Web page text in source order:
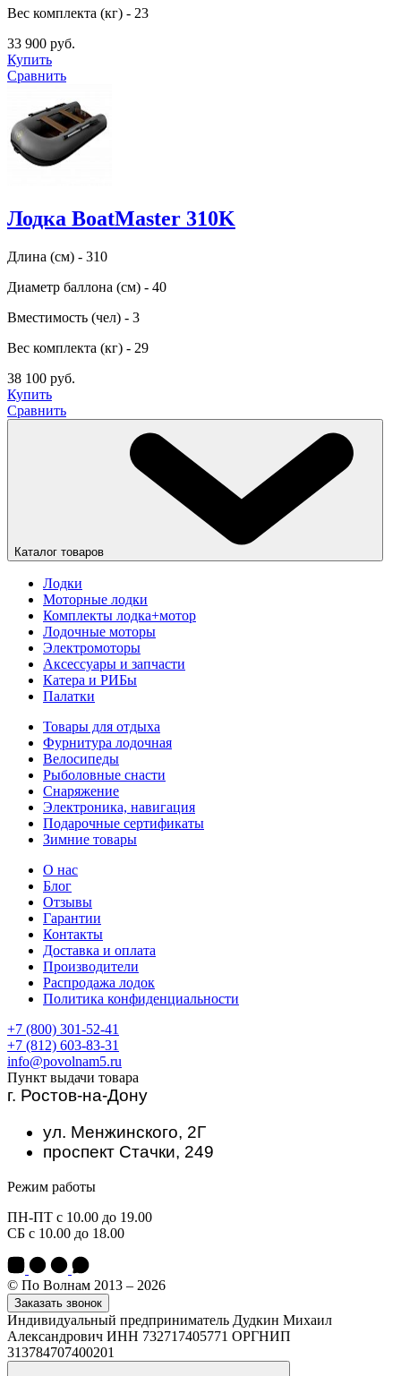
Вес комплекта (кг) - 23
33 900 руб.
Купить
Сравнить
Лодка BoatMaster 310K
Длина (см) - 310
Диаметр баллона (см) - 40
Вместимость (чел) - 3
Вес комплекта (кг) - 29
38 100 руб.
Купить
Сравнить
Каталог товаров
Лодки
Моторные лодки
Комплекты лодка+мотор
Лодочные моторы
Электромоторы
Аксессуары и запчасти
Катера и РИБы
Палатки
Товары для отдыха
Фурнитура лодочная
Велосипеды
Рыболовные снасти
Снаряжение
Электроника, навигация
Подарочные сертификаты
Зимние товары
О нас
Блог
Отзывы
Гарантии
Контакты
Доставка и оплата
Производители
Распродажа лодок
Политика конфиденциальности
+7 (800) 301-52-41
+7 (812) 603-83-31
info@povolnam5.ru
Пункт выдачи товара
г. Ростов-на-Дону
ул. Менжинского, 2Г
проспект Стачки, 249
Режим работы
ПН-ПТ с 10.00 до 19.00
СБ с 10.00 до 18.00
© По Волнам 2013 – 2026
Заказать звонок
Индивидуальный предприниматель Дудкин Михаил
Александрович ИНН 732717405771 ОРГНИП
313784707400201